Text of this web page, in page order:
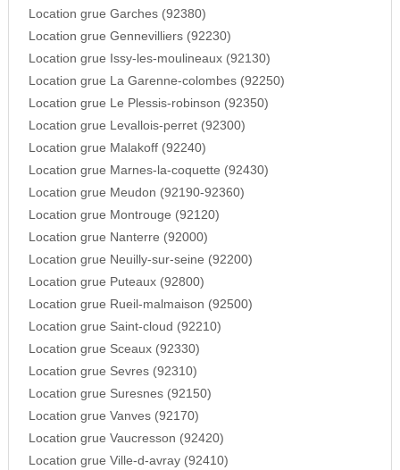
Location grue Garches (92380)
Location grue Gennevilliers (92230)
Location grue Issy-les-moulineaux (92130)
Location grue La Garenne-colombes (92250)
Location grue Le Plessis-robinson (92350)
Location grue Levallois-perret (92300)
Location grue Malakoff (92240)
Location grue Marnes-la-coquette (92430)
Location grue Meudon (92190-92360)
Location grue Montrouge (92120)
Location grue Nanterre (92000)
Location grue Neuilly-sur-seine (92200)
Location grue Puteaux (92800)
Location grue Rueil-malmaison (92500)
Location grue Saint-cloud (92210)
Location grue Sceaux (92330)
Location grue Sevres (92310)
Location grue Suresnes (92150)
Location grue Vanves (92170)
Location grue Vaucresson (92420)
Location grue Ville-d-avray (92410)